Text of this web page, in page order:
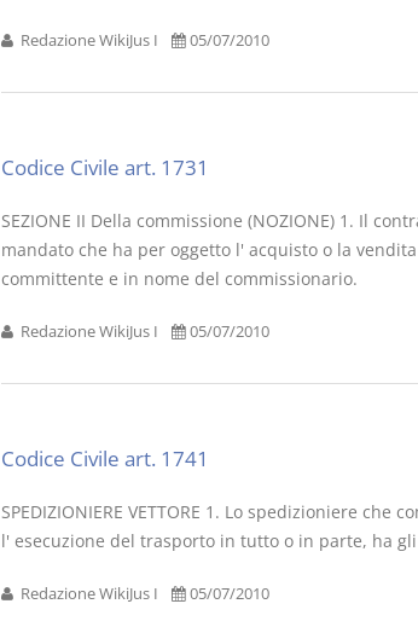
Redazione WikiJus I 05/07/2010
Codice Civile art. 1731
SEZIONE II Della commissione (NOZIONE) 1. Il
mandato che ha per oggetto l' acquisto o la
committente e in nome del commissionario.
Redazione WikiJus I 05/07/2010
Codice Civile art. 1741
SPEDIZIONIERE VETTORE 1. Lo spedizioniere che
l' esecuzione del trasporto in tutto o in parte, ha
Redazione WikiJus I 05/07/2010